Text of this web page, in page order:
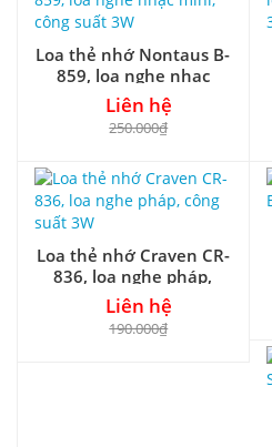
Loa thẻ nhớ Nontaus B-
859, loa nghe nhạc
mini, công suất 3W
Liên hệ
250.000₫
Loa thẻ nhớ Craven CR-
836, loa nghe pháp,
công suất 3W
Liên hệ
190.000₫